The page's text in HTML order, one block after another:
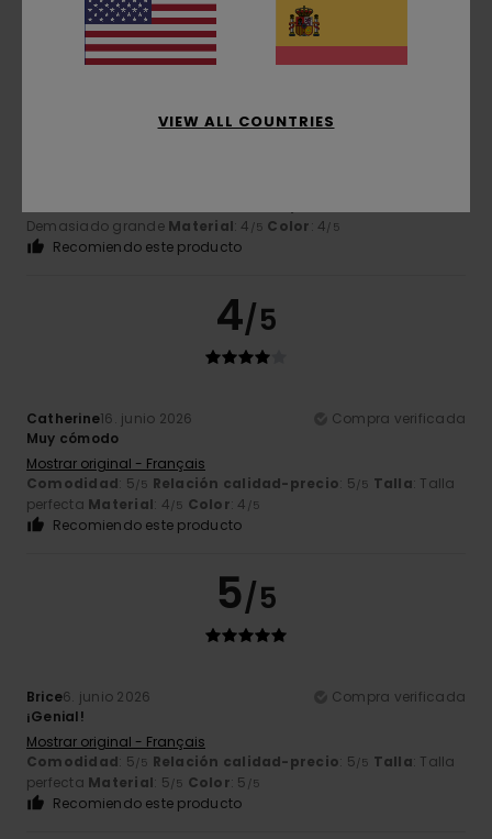
5 /5
Demasiado grande Material: 4 /5 Color: 4/5
Recomiendo este producto
4/5
Catherine16. junio 2026
Compra verificada
Muy cómodo
Mostrar original - Français
Comodidad: 5/5 Relación calidad-precio: 5/5 Talla: Talla
perfecta Material: 4/5 Color: 4 /5
Recomiendo este producto
5/5
Brice6. junio 2026
Compra verificada
¡Genial!
Mostrar original - Français
Comodidad: 5/5 Relación calidad-precio: 5/5 Talla: Talla
perfecta Material: 5/5 Color: 5 /5
Recomiendo este producto
VIEW ALL COUNTRIES